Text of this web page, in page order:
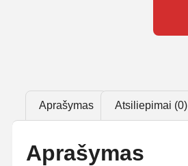
Aprašymas Atsiliepimai (0)
Aprašymas